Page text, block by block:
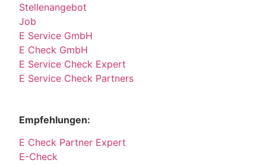
Stellenangebot
Job
E Service GmbH
E Check GmbH
E Service Check Expert
E Service Check Partners
Empfehlungen:
E Check Partner Expert
E-Check